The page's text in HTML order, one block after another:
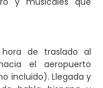
de traslado al
el aeropuerto
incluido). Llegada y